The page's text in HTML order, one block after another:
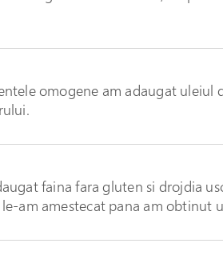
omogene am adaugat uleiul
faina fara gluten si drojdia
am amestecat pana am obtinut